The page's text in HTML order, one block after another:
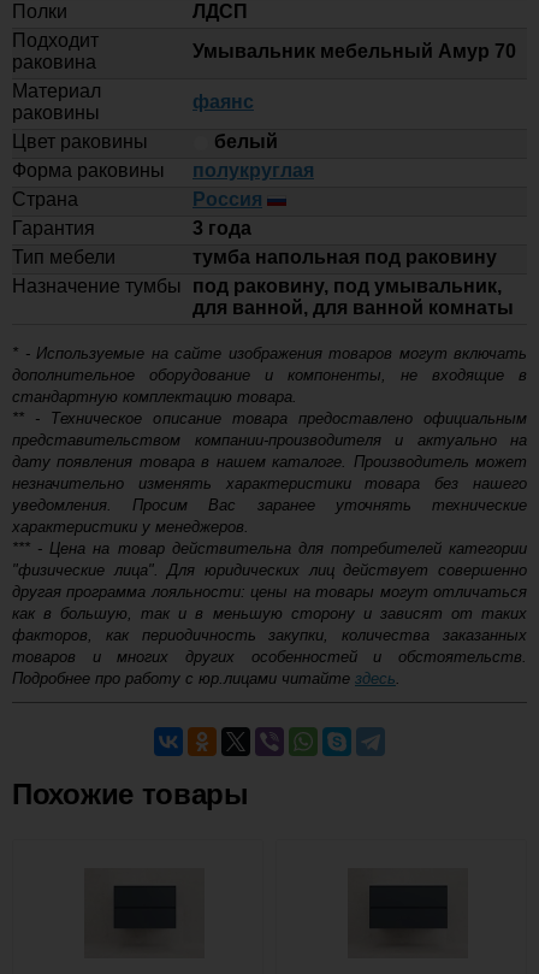
Полки
ЛДСП
Подходит
раковина
Умывальник мебельный Амур 70
Материал
раковины
фаянс
Цвет раковины
белый
Форма раковины
полукруглая
Страна
Россия
Гарантия
3 года
Тип мебели
тумба напольная под раковину
Назначение тумбы
под раковину, под умывальник,
для ванной, для ванной комнаты
* - Используемые на сайте изображения товаров могут включать
дополнительное оборудование и компоненты, не входящие в
стандартную комплектацию товара.
** - Техническое описание товара предоставлено официальным
представительством компании-производителя и актуально на
дату появления товара в нашем каталоге. Производитель может
незначительно изменять характеристики товара без нашего
уведомления. Просим Вас заранее уточнять технические
характеристики у менеджеров.
*** - Цена на товар действительна для потребителей категории
"физические лица". Для юридических лиц действует совершенно
другая программа лояльности: цены на товары могут отличаться
как в большую, так и в меньшую сторону и зависят от таких
факторов, как периодичность закупки, количества заказанных
товаров и многих других особенностей и обстоятельств.
Подробнее про работу с юр.лицами читайте здесь.
Тумба для комплекта подвесная
антискрейч, ясень перламутр
+
Тумба для комплекта подвесная
Style Line Атлантика 70 Люкс Plus
антискрейч, старое дерево
Купить
Тумба для комплекта подвесная
Style Line Атлантика 70 Люкс Plus
антискрейч, белая
21 810
-
Купить
Тумба для комплекта напольная
Style Line Атлантика 70 Люкс Plus
антискрейч, белая
22 690
+
Купить
Тумба для комплекта напольная
Style Line Атлантика 70 Люкс Plus,
Style Line Атлантика 70 Люкс Plus,
Похожие товары